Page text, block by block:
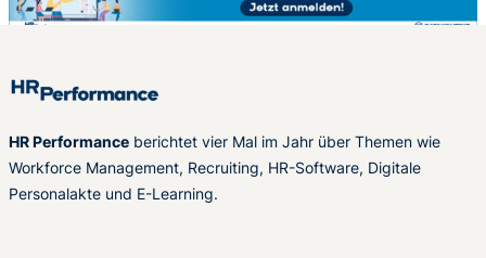
HR Performance berichtet vier Mal im Jahr über Themen wie
Workforce Management, Recruiting, HR-Software, Digitale
Personalakte und E-Learning.